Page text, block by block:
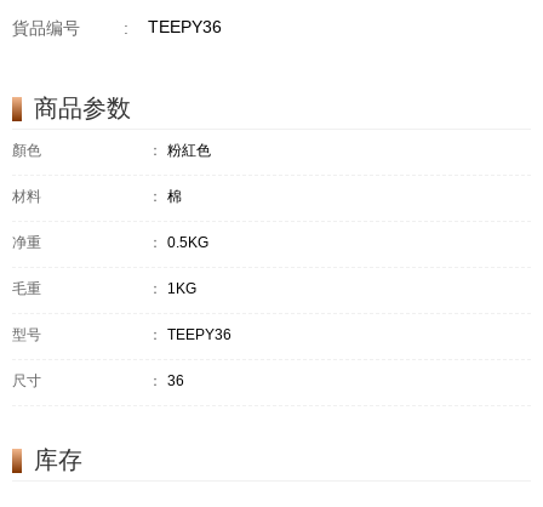
貨品编号 : TEEPY36
商品参数
顏色 ： 粉紅色
材料 ： 棉
净重 ： 0.5KG
毛重 ： 1KG
型号 ： TEEPY36
尺寸 ： 36
库存